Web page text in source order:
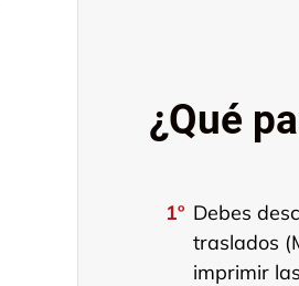
¿Qué
Debes
traslados
imprimir